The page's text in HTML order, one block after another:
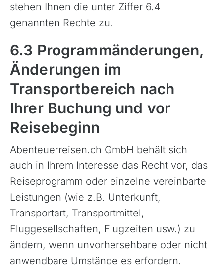
stehen Ihnen die unter Ziffer 6.4
genannten Rechte zu.
6.3 Programmänderungen,
Änderungen im
Transportbereich nach
Ihrer Buchung und vor
Reisebeginn
Abenteuerreisen.ch GmbH behält sich
auch in Ihrem Interesse das Recht vor, das
Reiseprogramm oder einzelne vereinbarte
Leistungen (wie z.B. Unterkunft,
Transportart, Transportmittel,
Fluggesellschaften, Flugzeiten usw.) zu
ändern, wenn unvorhersehbare oder nicht
anwendbare Umstände es erfordern.
Tansania, Kilimanjaro
Uganda